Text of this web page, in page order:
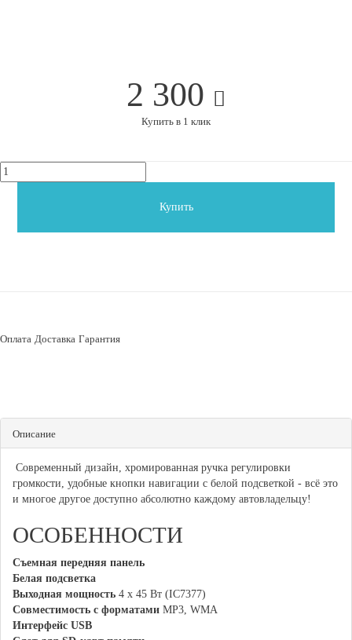
2 300
Купить в 1 клик
Купить
Оплата Доставка Гарантия
Описание
Современный дизайн, хромированная ручка регулировки
громкости, удобные кнопки навигации с белой подсветкой - всё это
и многое другое доступно абсолютно каждому автовладельцу!
ОСОБЕННОСТИ
Съемная передняя панель
Белая подсветка
Выходная мощность 4 х 45 Вт (IC7377)
Совместимость с форматами MP3, WMA
Интерфейс USB